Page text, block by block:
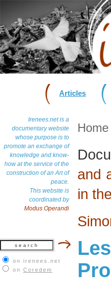
Articles
Irenees.net is a
documentary website
whose purpose is to
promote an exchange of
knowledge and know-
how at the service of the
construction of an Art of
peace.
This website is
coordinated by
Modus Operandi
on irenees.net
on Coredem
Home
and
in